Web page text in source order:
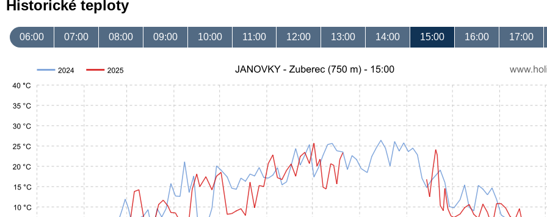
Historické teploty
06:00 07:00 08:00 09:00 10:00 11:00 12:00 13:00 14:00 15:00 16:00 17:00